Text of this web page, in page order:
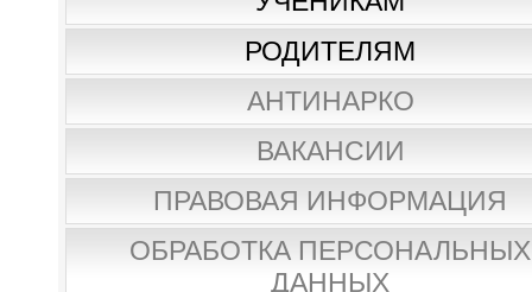
РОДИТЕЛЯМ
АНТИНАРКО
ВАКАНСИИ
ПРАВОВАЯ ИНФОРМАЦИЯ
ОБРАБОТКА ПЕРСОНАЛЬНЫХ
ДАННЫХ